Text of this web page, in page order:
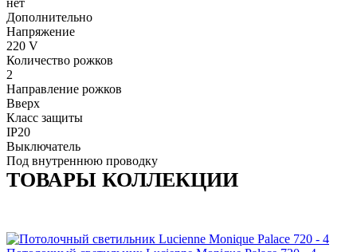
Дополнительно
Напряжение
220 V
Количество рожков
2
Направление рожков
Вверх
Класс защиты
IP20
Выключатель
Под внутреннюю проводку
ТОВАРЫ КОЛЛЕКЦИИ